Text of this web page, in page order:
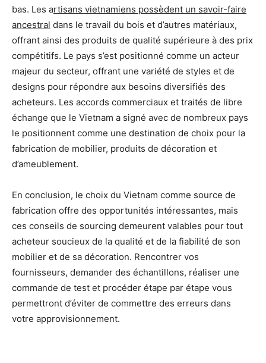
bas. Les artisans vietnamiens possèdent un savoir-faire
ancestral dans le travail du bois et d’autres matériaux,
offrant ainsi des produits de qualité supérieure à des prix
compétitifs. Le pays s’est positionné comme un acteur
majeur du secteur, offrant une variété de styles et de
designs pour répondre aux besoins diversifiés des
acheteurs. Les accords commerciaux et traités de libre
échange que le Vietnam a signé avec de nombreux pays
le positionnent comme une destination de choix pour la
fabrication de mobilier, produits de décoration et
d’ameublement.
En conclusion, le choix du Vietnam comme source de
fabrication offre des opportunités intéressantes, mais
ces conseils de sourcing demeurent valables pour tout
acheteur soucieux de la qualité et de la fiabilité de son
mobilier et de sa décoration. Rencontrer vos
fournisseurs, demander des échantillons, réaliser une
commande de test et procéder étape par étape vous
permettront d’éviter de commettre des erreurs dans
votre approvisionnement.